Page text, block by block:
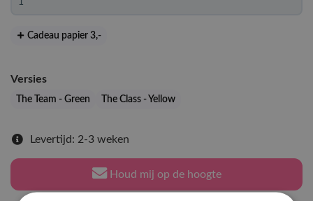
Cadeau papier 3,-
Versies
The Team - Green The Class - Yellow
Levertijd: 2-3 weken
Houd mij op de hoogte